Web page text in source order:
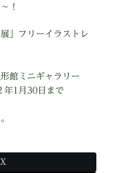
！
」フリーイラストレ
館ミニギャラリー
年1月30日まで
X